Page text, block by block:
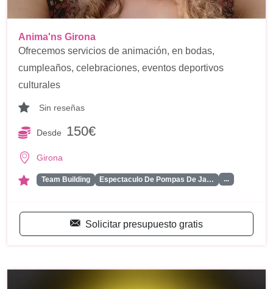
Anima'ns Girona
Ofrecemos servicios de animación, en bodas,
cumpleaños, celebraciones, eventos deportivos
culturales
Sin reseñas
Desde 150€
Girona
Team Building Espectaculo De Pompas De Ja… ...
Solicitar presupuesto gratis